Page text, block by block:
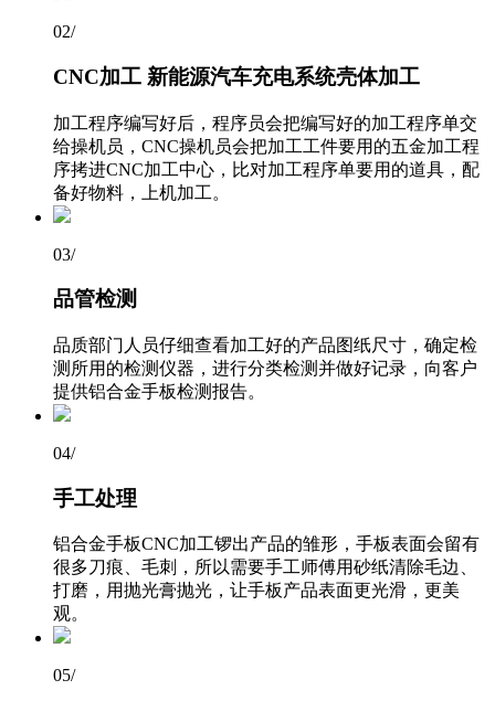
02/
CNC加工 新能源汽车充电系统壳体加工
加工程序编写好后，程序员会把编写好的加工程序单交
给操机员，CNC操机员会把加工工件要用的五金加工程
序拷进CNC加工中心，比对加工程序单要用的道具，配
备好物料，上机加工。
03/
品管检测
品质部门人员仔细查看加工好的产品图纸尺寸，确定检
测所用的检测仪器，进行分类检测并做好记录，向客户
提供铝合金手板检测报告。
04/
手工处理
铝合金手板CNC加工锣出产品的雏形，手板表面会留有
很多刀痕、毛刺，所以需要手工师傅用砂纸清除毛边、
打磨，用抛光膏抛光，让手板产品表面更光滑，更美
观。
05/